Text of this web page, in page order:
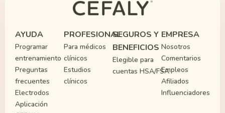
AYUDA
Programar
entrenamiento
Preguntas
frecuentes
Electrodos
Aplicación
PROFESIONAL
Para médicos
clínicos
Estudios
clínicos
SEGUROS Y
BENEFICIOS
Elegible para
cuentas HSA/FSA
EMPRESA
Nosotros
Comentarios
Empleos
Afiliados
Influenciadores